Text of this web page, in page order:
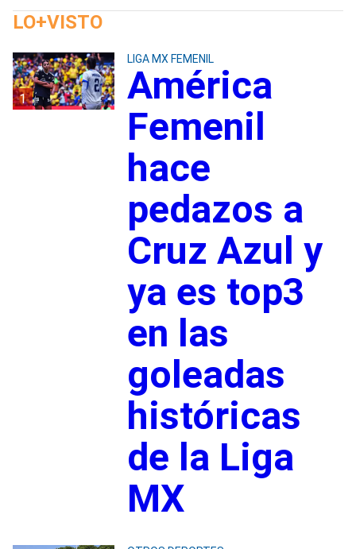
LO+VISTO
1
LIGA MX FEMENIL
América
Femenil
hace
pedazos a
Cruz Azul y
ya es top3
en las
goleadas
históricas
de la Liga
MX